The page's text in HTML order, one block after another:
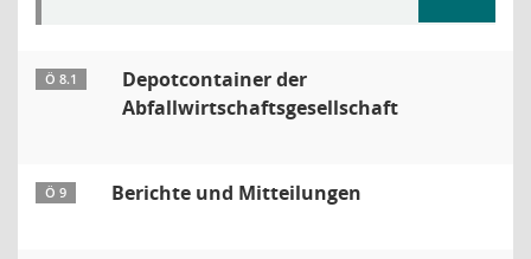
Ö 8.1
Depotcontainer der
Abfallwirtschaftsgesellschaft
Ö 9 Berichte und Mitteilungen